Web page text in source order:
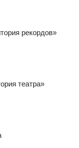
рекордов»
театра»